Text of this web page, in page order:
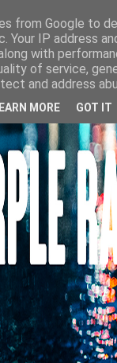
from Google to
Your IP address
with
of service,
and address
MORE GOT IT